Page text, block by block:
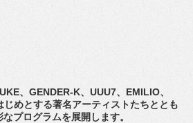
、GENDER-K、UUU7、 EMILIO、
じめとする著名アーティストたちととも
プログラムを展開します。